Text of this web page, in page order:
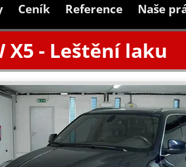
Ceník Reference Naše
X5 - Leštění laku